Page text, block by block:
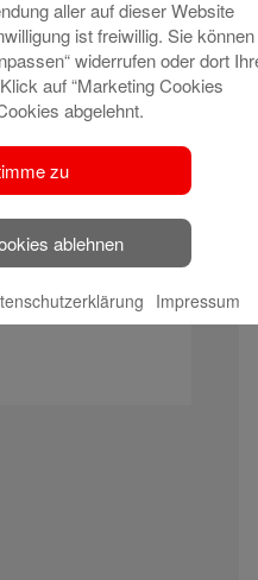
Industrie- und
an die Praxis in
Wissen im
Lisa Friedrich,
Verena Knapp,
Ihrig
aller auf dieser Website
ist freiwillig. Sie können
widerrufen oder dort
auf “Marketing Cookies
abgelehnt.
zu
ablehnen
Impressum